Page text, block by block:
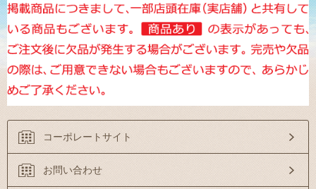
コーポレートサイト
お問い合わせ